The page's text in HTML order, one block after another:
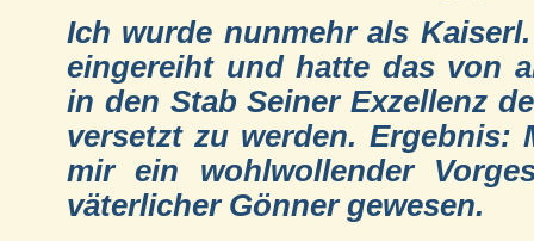
Ich wurde nunmehr als
eingereiht und hatte das von
in den Stab Seiner Exzellenz
versetzt zu werden. Ergebnis:
mir ein wohlwollender
väterlicher Gönner gewesen.